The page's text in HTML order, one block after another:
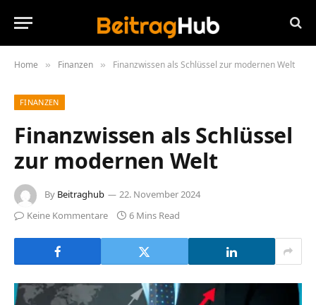
Home » Finanzen » Finanzwissen als Schlüssel zur modernen Welt
FINANZEN
Finanzwissen als Schlüssel
zur modernen Welt
By Beitraghub
22. November 2024
Keine Kommentare
6 Mins Read